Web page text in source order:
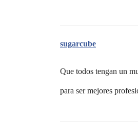
sugarcube
Que todos tengan un
para ser mejores